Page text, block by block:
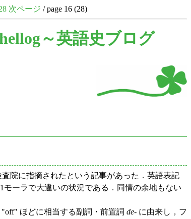
次ページ / page 16 (28)
～英語史ブログ
院に指摘されたという記事があった．英語表記
ーラで大違いの状況である．同情の余地もない
ほどに相当する副詞・前置詞 de- に由来し，フ